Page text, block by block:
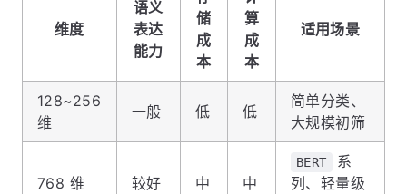
维度
语义
表达
能力
储
成
本
算
成
本
适用场景
128~256
维
一般 低 低
简单分类、
大规模初筛
768 维 较好 中 中
BERT
系
列、轻量级